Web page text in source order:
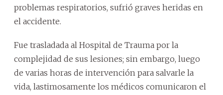
problemas respiratorios, sufrió graves heridas en
el accidente.
Fue trasladada al Hospital de Trauma por la
complejidad de sus lesiones; sin embargo, luego
de varias horas de intervención para salvarle la
vida, lastimosamente los médicos comunicaron el